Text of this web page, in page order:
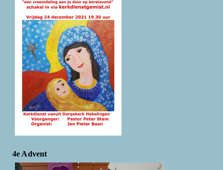
4e Advent